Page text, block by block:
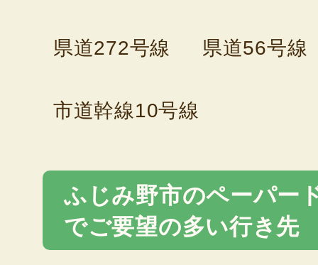
県道272号線 県道56号線
市道幹線10号線
ふじみ野市のペーパー
でご要望の多い行き先